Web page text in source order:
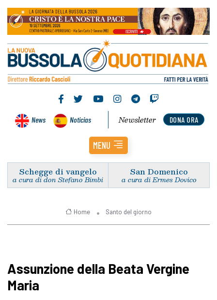
News Noticias DONA ORA
Newsletter
MENU
Schegge di vangelo
a cura di don Stefano Bimbi
San Domenico
a cura di Ermes Dovico
Home Santo del giorno
Assunzione della Beata Vergine
Maria